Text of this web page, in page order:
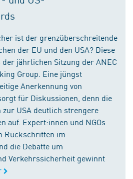
ist der grenzüberschreitende
der EU und den USA? Diese
jährlichen Sitzung der ANEC
Group. Eine jüngst
Anerkennung von
für Diskussionen, denn die
zur USA deutlich strengere
auf. Expert:innen und NGOs
Rückschritten im
die Debatte um
Verkehrssicherheit gewinnt